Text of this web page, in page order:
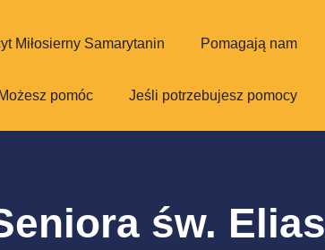
Miłosierny Samarytanin Pomagają nam
Możesz pomóc Jeśli potrzebujesz pomocy
św.